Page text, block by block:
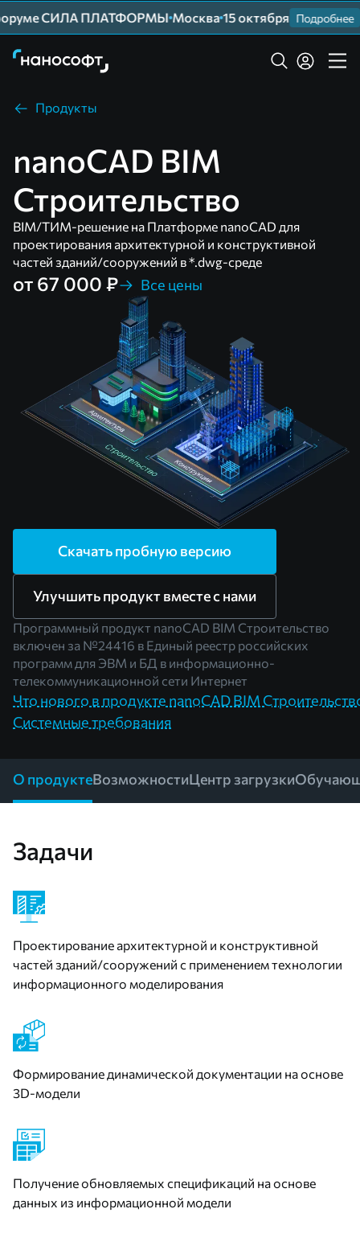
СИЛА ПЛАТФОРМЫ Москва 15 октября Подробнее
Продукты
nanoCAD BIM
Строительство
BIM/ТИМ-решение на Платформе nanoCAD для
проектирования архитектурной и конструктивной
частей зданий/сооружений в *.dwg-среде
от 67 000 ₽ Все цены
Скачать пробную версию
Улучшить продукт вместе с нами
Программный продукт nanoCAD BIM Строительство
включен за №24416 в Единый реестр российских
программ для ЭВМ и БД в информационно-
телекоммуникационной сети Интернет
Что нового в продукте nanoCAD BIM
Системные требования
О продуктеВозможностиЦентр загрузки
Задачи
Проектирование архитектурной и конструктивной
частей зданий/сооружений с применением технологии
информационного моделирования
Формирование динамической документации на основе
3D-модели
Получение обновляемых спецификаций на основе
данных из информационной модели